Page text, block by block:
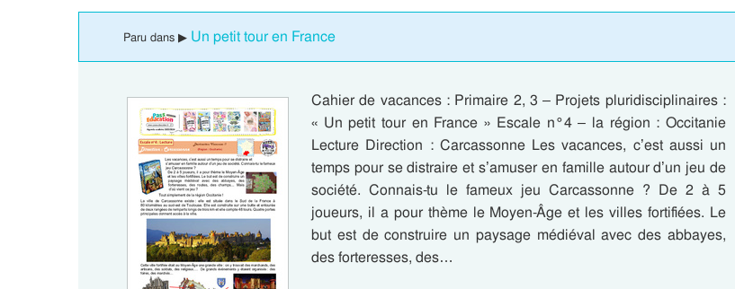
Paru dans ▶ Un petit tour en France
Cahier de vacances : Primaire 2, 3 – Projets pluridisciplinaires :
« Un petit tour en France » Escale n°4 – la région : Occitanie
Lecture Direction : Carcassonne Les vacances, c’est aussi un
temps pour se distraire et s’amuser en famille autour d’un jeu de
société. Connais-tu le fameux jeu Carcassonne ? De 2 à 5
joueurs, il a pour thème le Moyen-Âge et les villes fortifiées. Le
but est de construire un paysage médiéval avec des abbayes,
des forteresses, des…